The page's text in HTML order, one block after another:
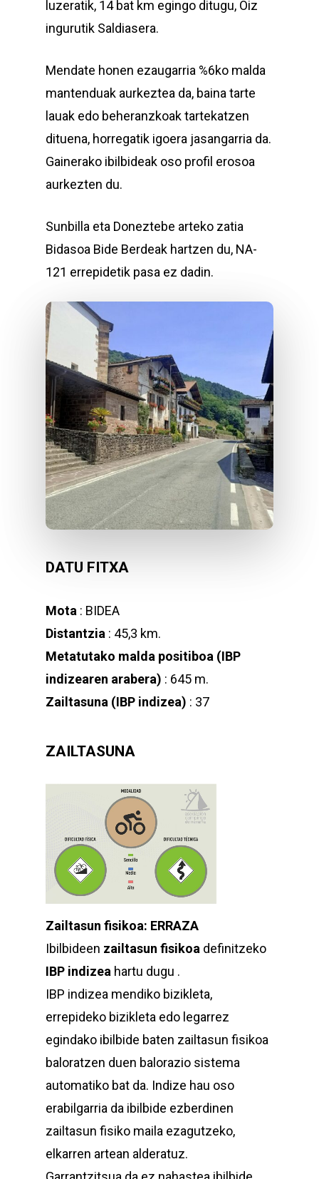
luzeratik, 14 bat km egingo ditugu, Oiz
ingurutik Saldiasera.
Mendate honen ezaugarria %6ko malda
mantenduak aurkeztea da, baina tarte
lauak edo beheranzkoak tartekatzen
dituena, horregatik igoera jasangarria da.
Gainerako ibilbideak oso profil erosoa
aurkezten du.
Sunbilla eta Doneztebe arteko zatia
Bidasoa Bide Berdeak hartzen du, NA-
121 errepidetik pasa ez dadin.
DATU FITXA
Mota : BIDEA
Distantzia : 45,3 km.
Metatutako malda positiboa (IBP
indizearen arabera) : 645 m.
Zailtasuna (IBP indizea) : 37
ZAILTASUNA
Zailtasun fisikoa: ERRAZA
Ibilbideen zailtasun fisikoa definitzeko
IBP indizea hartu dugu .
IBP indizea mendiko bizikleta,
errepideko bizikleta edo legarrez
egindako ibilbide baten zailtasun fisikoa
baloratzen duen balorazio sistema
automatiko bat da. Indize hau oso
erabilgarria da ibilbide ezberdinen
zailtasun fisiko maila ezagutzeko,
elkarren artean alderatuz.